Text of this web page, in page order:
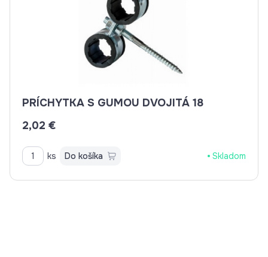
PRÍCHYTKA S GUMOU DVOJITÁ 18
2,02 €
ks Do košíka Skladom